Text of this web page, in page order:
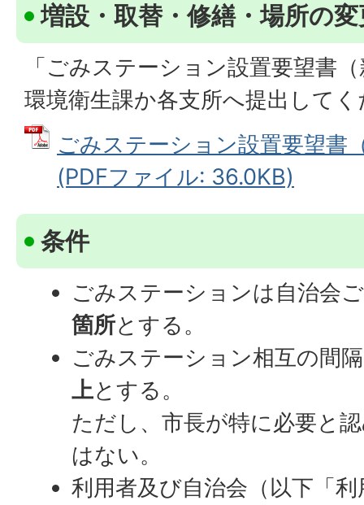
増設・取替・修繕・場所の
「ごみステーション設置要望書
環境衛生課か各支所へ提出して
ごみステーション設置要望書
(PDFファイル: 36.0KB)
条件
ごみステーションは自治会
箇所とする。
ごみステーション相互の間
上とする。
ただし、市長が特に必要と
はない。
利用者及び自治会（以下「